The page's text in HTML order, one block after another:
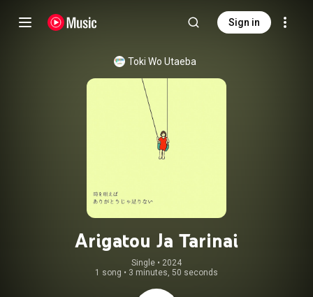
Sign in
Toki Wo Utaeba
Arigatou Ja Tarinai
Single • 2024
1 song • 3 minutes, 50 seconds